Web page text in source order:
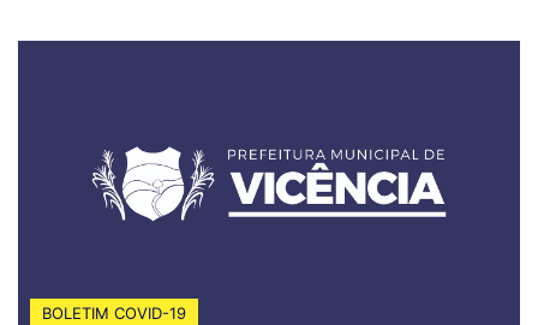
BOLETIM COVID-19